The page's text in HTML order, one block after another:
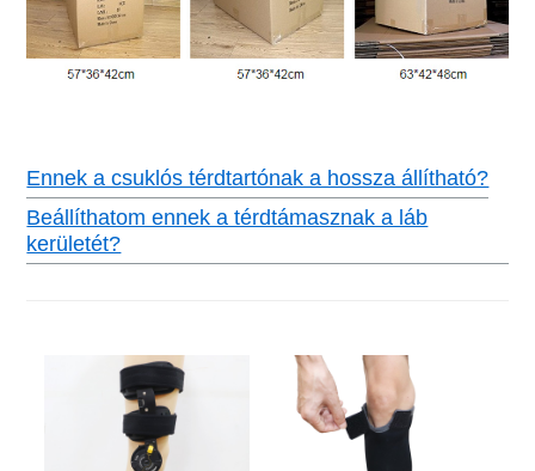
Ennek a csuklós térdtartónak a hossza állítható?
Beállíthatom ennek a térdtámasznak a láb
kerületét?